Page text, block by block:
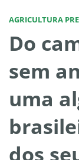
AGRICULTURA
Do
sem
uma
dos